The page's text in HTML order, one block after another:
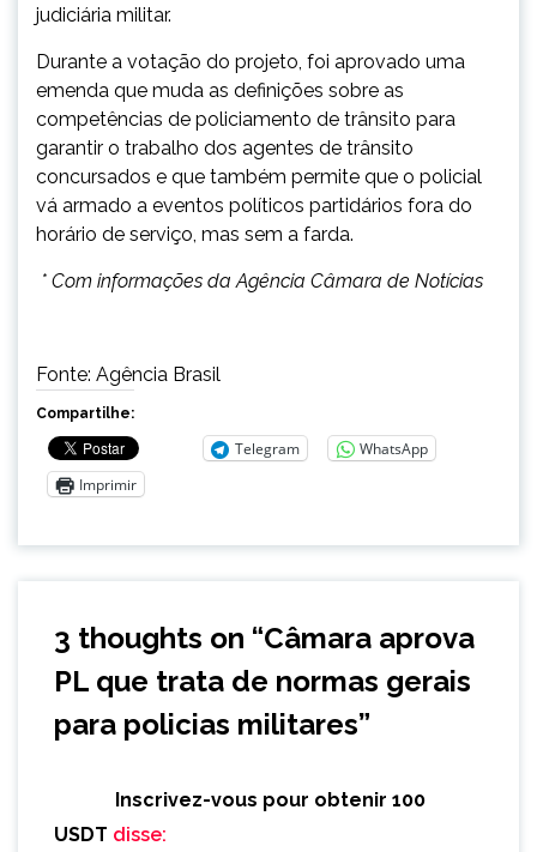
judiciária militar.
Durante a votação do projeto, foi aprovado uma
emenda que muda as definições sobre as
competências de policiamento de trânsito para
garantir o trabalho dos agentes de trânsito
concursados e que também permite que o policial
vá armado a eventos políticos partidários fora do
horário de serviço, mas sem a farda.
* Com informações da Agência Câmara de Notícias
Fonte: Agência Brasil
Compartilhe:
Telegram
WhatsApp
Imprimir
3 thoughts on “Câmara aprova
PL que trata de normas gerais
para policias militares”
Inscrivez-vous pour obtenir 100
USDT disse: